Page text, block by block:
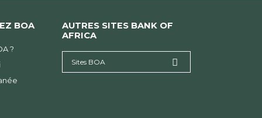
BOA
?
AUTRES SITES BANK OF
AFRICA
Sites BOA